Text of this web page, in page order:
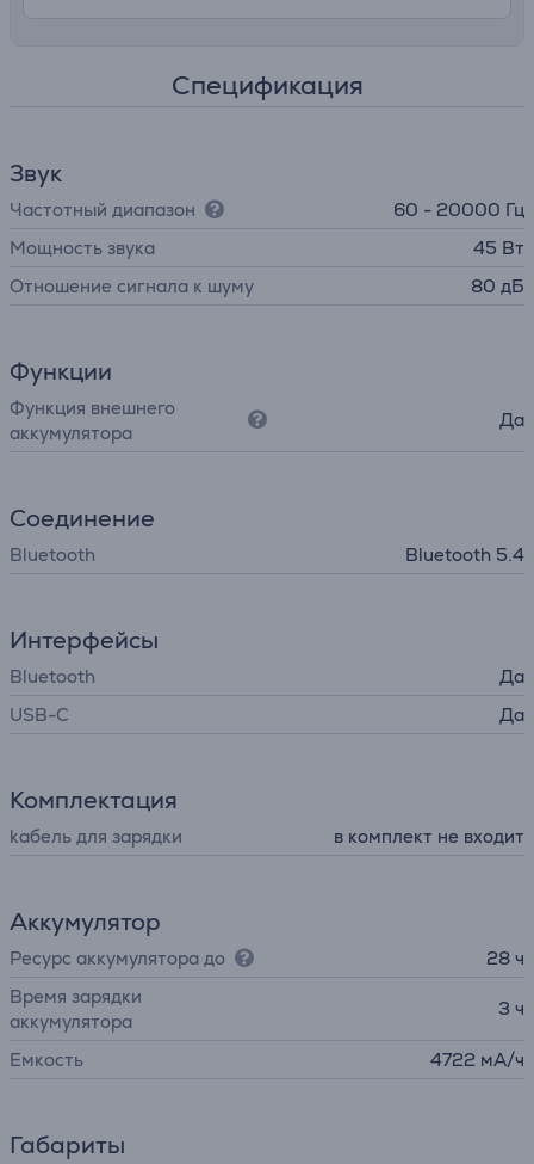
Спецификация
Звук
Частотный диапазон
60 - 20000 Гц
Мощность звука
45 Вт
Отношение сигнала к шуму
80 дБ
Функции
Функция внешнего
аккумулятора
Да
Соединение
Bluetooth Bluetooth 5.4
Интерфейсы
Bluetooth
Да
USB-C
Да
Комплектация
kабель для зарядки в комплект не входит
Аккумулятор
Ресурс аккумулятора до
28 ч
Время зарядки
аккумулятора
3 ч
Емкость 4722 мА/ч
Габариты